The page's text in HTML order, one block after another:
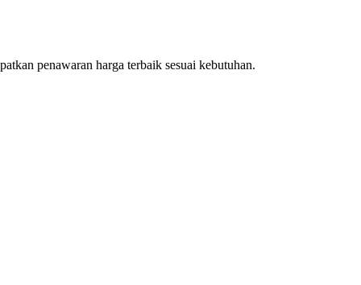
penawaran harga terbaik sesuai kebutuhan.